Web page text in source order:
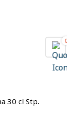
0
30 cl Stp.